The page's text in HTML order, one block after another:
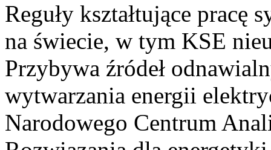
Reguły kształtujące pracę
na świecie, w tym KSE
Przybywa źródeł
wytwarzania energii
Narodowego Centrum